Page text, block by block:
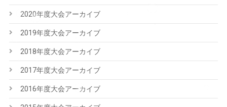
2020年度大会アーカイブ
2019年度大会アーカイブ
2018年度大会アーカイブ
2017年度大会アーカイブ
2016年度大会アーカイブ